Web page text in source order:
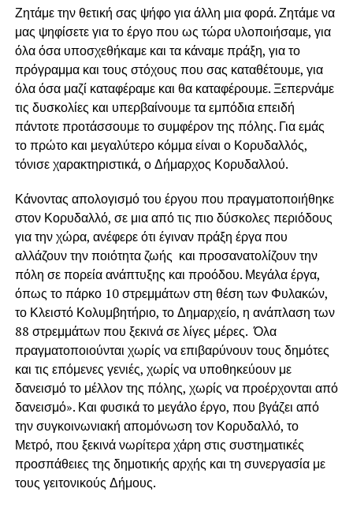
Ζητάμε την θετική σας ψήφο για άλλη μια φορά. Ζητάμε να
μας ψηφίσετε για το έργο που ως τώρα υλοποιήσαμε, για
όλα όσα υποσχεθήκαμε και τα κάναμε πράξη, για το
πρόγραμμα και τους στόχους που σας καταθέτουμε, για
όλα όσα μαζί καταφέραμε και θα καταφέρουμε. Ξεπερνάμε
τις δυσκολίες και υπερβαίνουμε τα εμπόδια επειδή
πάντοτε προτάσσουμε το συμφέρον της πόλης. Για εμάς
το πρώτο και μεγαλύτερο κόμμα είναι ο Κορυδαλλός,
τόνισε χαρακτηριστικά, ο Δήμαρχος Κορυδαλλού.
Κάνοντας απολογισμό του έργου που πραγματοποιήθηκε
στον Κορυδαλλό, σε μια από τις πιο δύσκολες περιόδους
για την χώρα, ανέφερε ότι έγιναν πράξη έργα που
αλλάζουν την ποιότητα ζωής και προσανατολίζουν την
πόλη σε πορεία ανάπτυξης και προόδου. Μεγάλα έργα,
όπως το πάρκο 10 στρεμμάτων στη θέση των Φυλακών,
το Κλειστό Κολυμβητήριο, το Δημαρχείο, η ανάπλαση των
88 στρεμμάτων που ξεκινά σε λίγες μέρες. Όλα
πραγματοποιούνται χωρίς να επιβαρύνουν τους δημότες
και τις επόμενες γενιές, χωρίς να υποθηκεύουν με
δανεισμό το μέλλον της πόλης, χωρίς να προέρχονται από
δανεισμό». Και φυσικά το μεγάλο έργο, που βγάζει από
την συγκοινωνιακή απομόνωση τον Κορυδαλλό, το
Μετρό, που ξεκινά νωρίτερα χάρη στις συστηματικές
προσπάθειες της δημοτικής αρχής και τη συνεργασία με
τους γειτονικούς Δήμους.